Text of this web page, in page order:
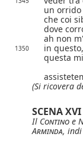
un
che coi
dove
ah non
1350
in
questa
(Si ricovera
SCENA XVI
Il Contino e
Arminda,